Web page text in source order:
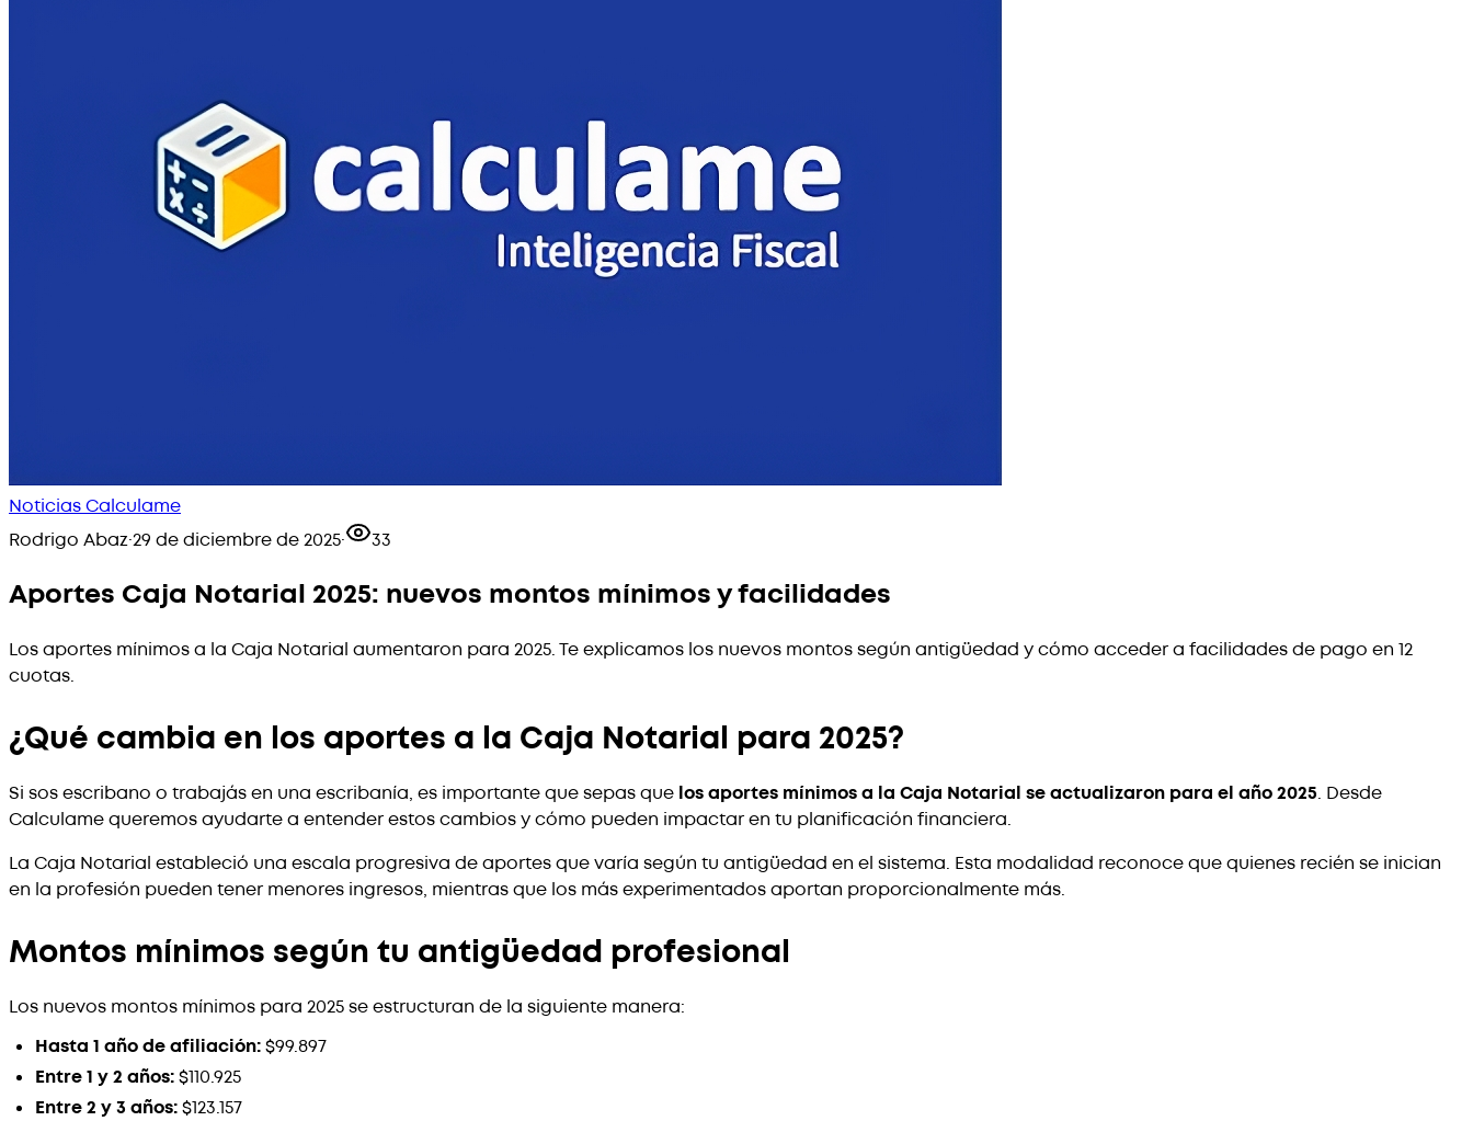
Noticias Calculame
Rodrigo Abaz·29 de diciembre de 2025· 33
Aportes Caja Notarial 2025: nuevos montos mínimos y facilidades
Los aportes mínimos a la Caja Notarial aumentaron para 2025. Te explicamos los nuevos montos según antigüedad y cómo acceder a facilidades de pago en 12
cuotas.
¿Qué cambia en los aportes a la Caja Notarial para 2025?
Si sos escribano o trabajás en una escribanía, es importante que sepas que los aportes mínimos a la Caja Notarial se actualizaron para el año 2025. Desde
Calculame queremos ayudarte a entender estos cambios y cómo pueden impactar en tu planificación financiera.
La Caja Notarial estableció una escala progresiva de aportes que varía según tu antigüedad en el sistema. Esta modalidad reconoce que quienes recién se inician
en la profesión pueden tener menores ingresos, mientras que los más experimentados aportan proporcionalmente más.
Montos mínimos según tu antigüedad profesional
Los nuevos montos mínimos para 2025 se estructuran de la siguiente manera:
Hasta 1 año de afiliación:$99.897
Entre 1 y 2 años:$110.925
Entre 2 y 3 años:$123.157